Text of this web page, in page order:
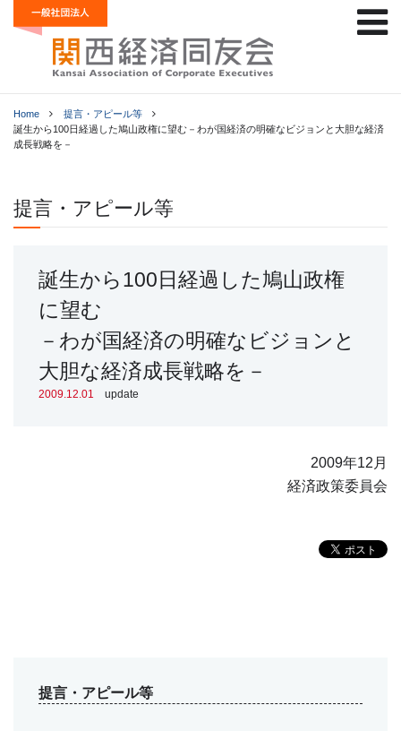
Home
提言・アピール等
誕生から100日経過した鳩山政権に望む－わが国経済の明確なビジョンと大胆な経済
成長戦略を－
提言・アピール等
誕生から100日経過した鳩山政権
に望む
－わが国経済の明確なビジョンと
大胆な経済成長戦略を－
2009.12.01 update
2009年12月
経済政策委員会
提言・アピール等